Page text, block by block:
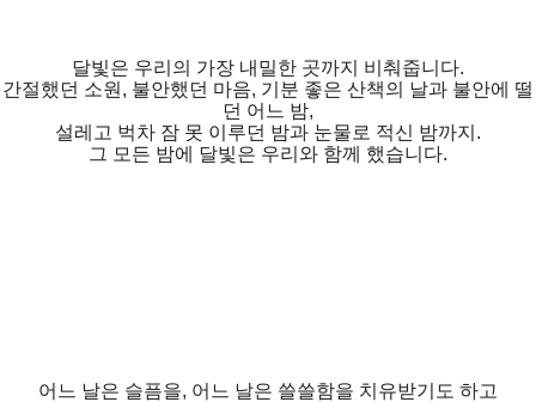
달빛은 우리의 가장 내밀한 곳까지 비춰줍니다.
간절했던 소원, 불안했던 마음, 기분 좋은 산책의 날과 불안에 떨
던 어느 밤,
설레고 벅차 잠 못 이루던 밤과 눈물로 적신 밤까지.
그 모든 밤에 달빛은 우리와 함께 했습니다.
어느 날은 슬픔을, 어느 날은 쓸쓸함을 치유받기도 하고